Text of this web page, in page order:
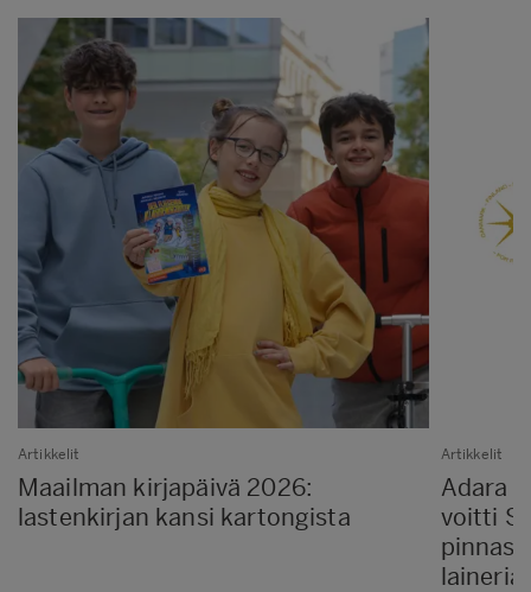
Artikkelit
Maailman kirjapäivä 2026:
lastenkirjan kansi kartongista
Artikkelit
Adara
voitti
laineria